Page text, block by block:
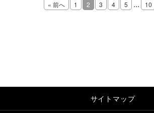
« 前へ 1 2 3 4 5 ... 10
サイトマップ